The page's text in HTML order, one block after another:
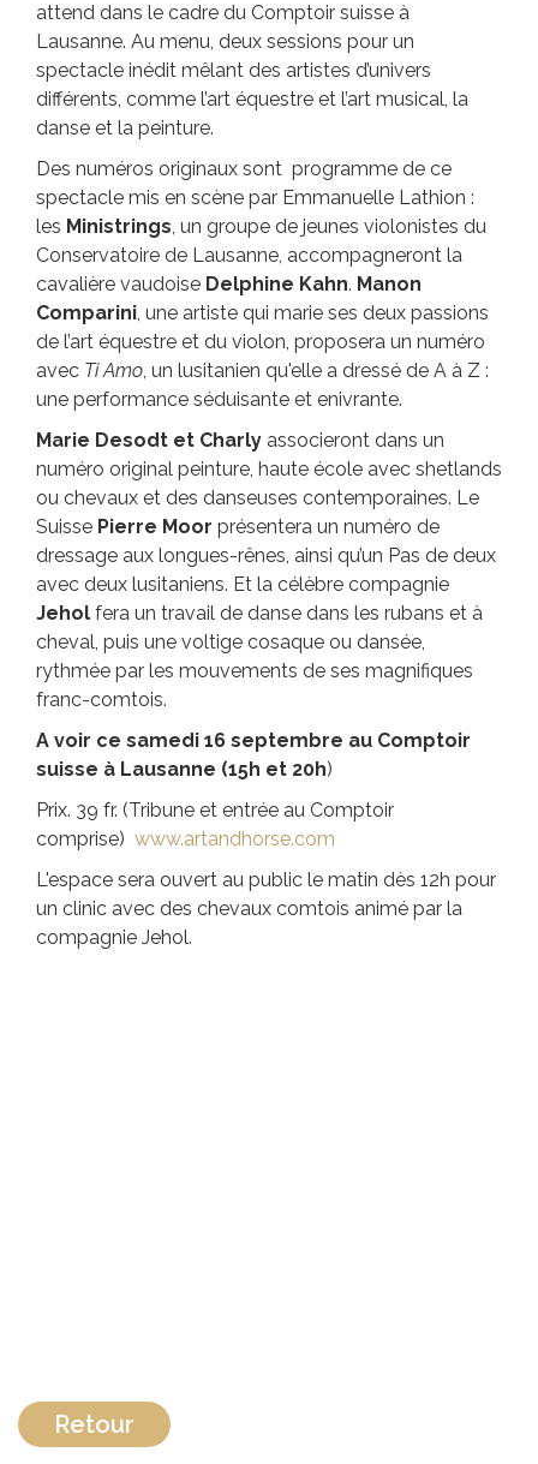
attend dans le cadre du Comptoir suisse à
Lausanne. Au menu, deux sessions pour un
spectacle inédit mêlant des artistes d’univers
différents, comme l’art équestre et l’art musical, la
danse et la peinture.
Des numéros originaux sont programme de ce
spectacle mis en scène par Emmanuelle Lathion :
les Ministrings, un groupe de jeunes violonistes du
Conservatoire de Lausanne, accompagneront la
cavalière vaudoise Delphine Kahn. Manon
Comparini, une artiste qui marie ses deux passions
de l’art équestre et du violon, proposera un numéro
avec Ti Amo, un lusitanien qu'elle a dressé de A à Z :
une performance séduisante et enivrante.
Marie Desodt et Charly associeront dans un
numéro original peinture, haute école avec shetlands
ou chevaux et des danseuses contemporaines. Le
Suisse Pierre Moor présentera un numéro de
dressage aux longues-rênes, ainsi qu’un Pas de deux
avec deux lusitaniens. Et la célèbre compagnie
Jehol fera un travail de danse dans les rubans et à
cheval, puis une voltige cosaque ou dansée,
rythmée par les mouvements de ses magnifiques
franc-comtois.
A voir ce samedi 16 septembre au Comptoir
suisse à Lausanne (15h et 20h)
Prix. 39 fr. (Tribune et entrée au Comptoir
comprise) www.artandhorse.com
L'espace sera ouvert au public le matin dès 12h pour
un clinic avec des chevaux comtois animé par la
compagnie Jehol.
Retour